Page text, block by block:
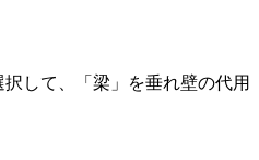
して、「梁」を垂れ壁の代用